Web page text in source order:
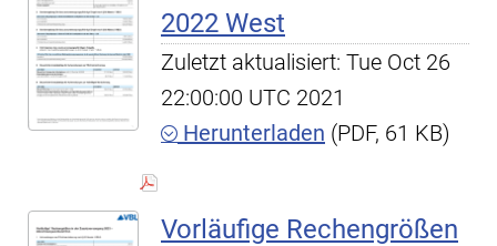
2022 West
Zuletzt aktualisiert: Tue Oct 26
22:00:00 UTC 2021
Herunterladen (PDF, 61 KB)
Vorläufige Rechengrößen